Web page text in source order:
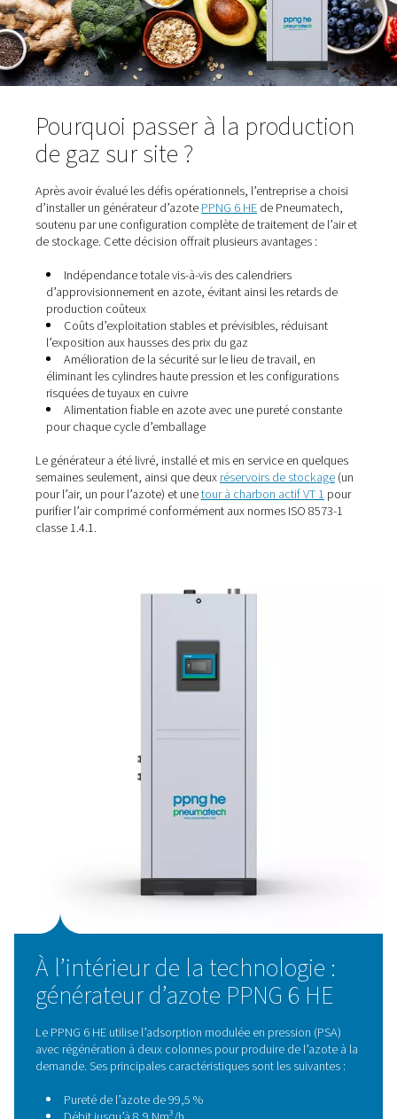
Pour cette application, il est essentiel d’utiliser de
pureté de 99,5 % à une pression de 1 bar. Auparavant,
était fourni par des blocs de 16 cylindres à 200 bars.
la logistique de gestion des livraisons, les fluctuations
et les préoccupations en matière de sécurité ont incité
l’entreprise à chercher une meilleure solution.
Pourquoi passer à la
de gaz sur site ?
soutenu par une configuration complète de traitement
Indépendance totale vis-à-vis des calendriers
d’approvisionnement en azote
l’exposition aux hausses des prix du gaz
Amélioration de la sécurité sur le lieu de travail
éliminant les cylindres haute pression et les
risquées de tuyaux en cuivre
Le générateur a été livré, installé et mis en service en
semaines seulement, ainsi que deux
pour l’air, un pour l’azote) et unetour à charbon actif
purifier l’air comprimé conformément aux normes ISO
classe 1.4.1.